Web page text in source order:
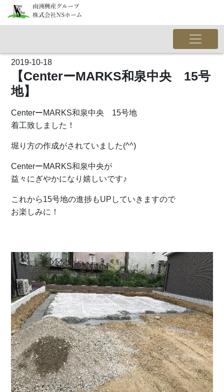
2019-10-18
【CenterーMARKS和泉中央 15号
地】
CenterーMARKS和泉中央 15号地
着工致しました！
堀り方の作成がされていました(^^)
CenterーMARKS和泉中央が
益々にぎやかになり嬉しいです♪
これから15号地の進捗もUPしていきますので
お楽しみに！